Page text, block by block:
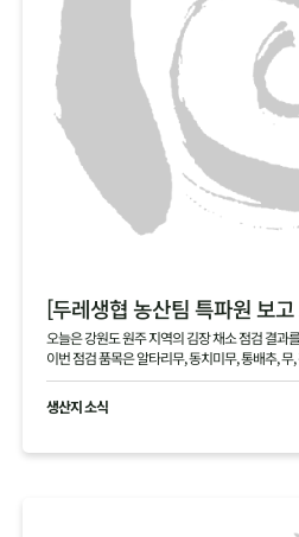
오늘은 강원도 원주 지역의 김장 채소 점검 결과
이번 점검 품목은 알타리무, 동치미무, 통배추, 무
생산지 소식